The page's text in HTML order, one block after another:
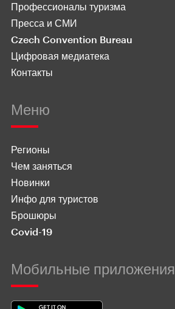
Профессионалы туризма
Пресса и СМИ
Czech Convention Bureau
Цифровая медиатека
Контакты
Меню
Регионы
Чем заняться
Новинки
Инфо для туристов
Брошюры
Covid-19
Мобильные приложения